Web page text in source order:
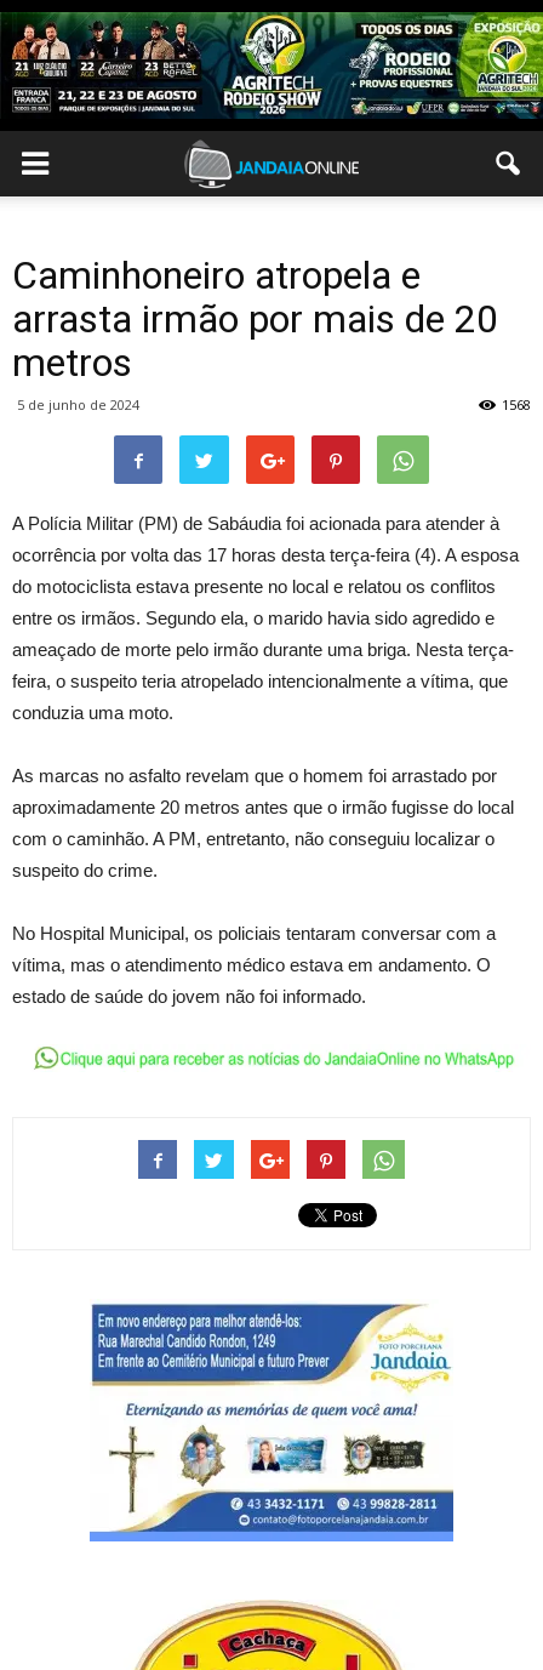
Caminhoneiro atropela e
arrasta irmão por mais de 20
metros
5 de junho de 2024 1568
A Polícia Militar (PM) de Sabáudia foi acionada para atender à
ocorrência por volta das 17 horas desta terça-feira (4). A esposa
do motociclista estava presente no local e relatou os conflitos
entre os irmãos. Segundo ela, o marido havia sido agredido e
ameaçado de morte pelo irmão durante uma briga. Nesta terça-
feira, o suspeito teria atropelado intencionalmente a vítima, que
conduzia uma moto.
As marcas no asfalto revelam que o homem foi arrastado por
aproximadamente 20 metros antes que o irmão fugisse do local
com o caminhão. A PM, entretanto, não conseguiu localizar o
suspeito do crime.
No Hospital Municipal, os policiais tentaram conversar com a
vítima, mas o atendimento médico estava em andamento. O
estado de saúde do jovem não foi informado.